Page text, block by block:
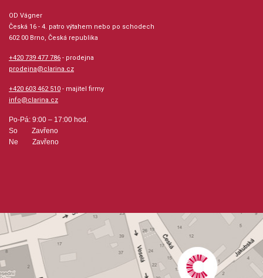
*neobsahuje činely
*ilustrační foto s uvedenou povrchovou úpravou
OD Vágner
Česká 16 - 4. patro výtahem nebo po schodech
602 00 Brno, Česká republika
+420 739 477 786 - prodejna
prodejna@clarina.cz
+420 603 462 510 - majitel firmy
info@clarina.cz
Po-Pá: 9:00 – 17:00 hod.
So Zavřeno
Ne Zavřeno